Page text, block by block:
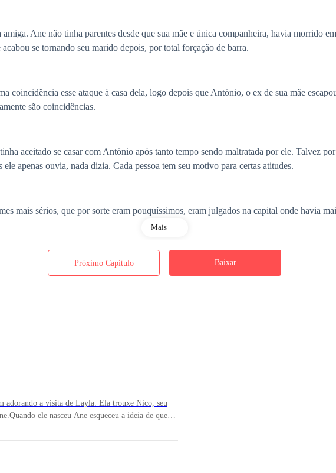
Ane não tinha parentes desde que sua mãe e única companheira, havia morrido
se tornando seu marido depois, por total forçação de barra.
coincidência esse ataque à casa dela, logo depois que Antônio, o ex de sua mãe
são coincidências.
aceitado se casar com Antônio após tanto tempo sendo maltratada por ele. Talvez
apenas ouvia, nada dizia. Cada pessoa tem seu motivo para certas atitudes.
mais sérios, que por sorte eram pouquíssimos, eram julgados na capital onde havia
como, todos os presos que estavam sendo transferidos acabaram fugindo. O caso ainda
acordo com algum deles. E ele pensava que poderia ser mesmo isso. Cabia mais na
em sua janela, olhando para dentro da casa, mas não conseguiu ver bem quem era.
Mais
Próximo Capítulo Baixar
adorando a visita de Layla. Ela trouxe Nico, seu
ele nasceu Ane esqueceu a ideia de que
com Nico do que Luthor, que adorava pegar em
Nico com seu sorriso aberto _ Vem ficar com